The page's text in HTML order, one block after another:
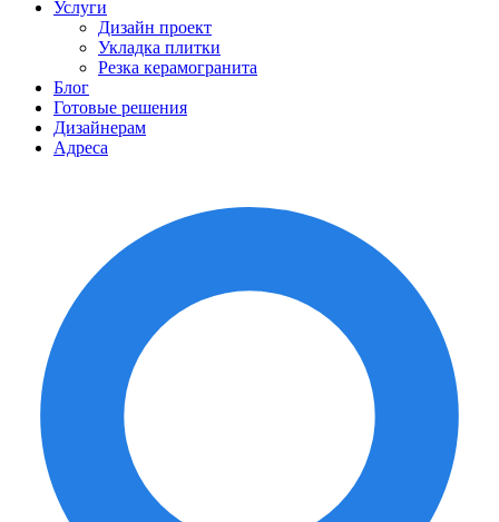
Услуги
Дизайн проект
Укладка плитки
Резка керамогранита
Блог
Готовые решения
Дизайнерам
Адреса